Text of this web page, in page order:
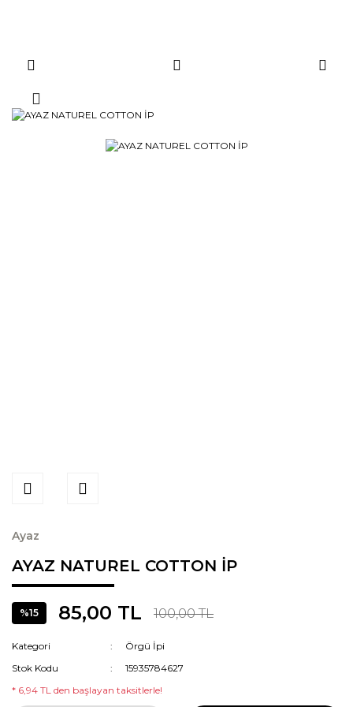
Ayaz
AYAZ NATUREL COTTON İP
%15 85,00 TL 100,00 TL
Kategori
Örgü İpi
Stok Kodu
15935784627
* 6,94 TL den başlayan taksitlerle!